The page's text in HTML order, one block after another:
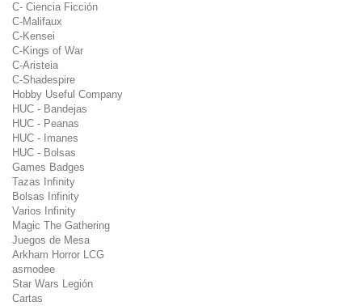
C- Ciencia Ficción
C-Malifaux
C-Kensei
C-Kings of War
C-Aristeia
C-Shadespire
Hobby Useful Company
HUC - Bandejas
HUC - Peanas
HUC - Imanes
HUC - Bolsas
Games Badges
Tazas Infinity
Bolsas Infinity
Varios Infinity
Magic The Gathering
Juegos de Mesa
Arkham Horror LCG
asmodee
Star Wars Legión
Cartas